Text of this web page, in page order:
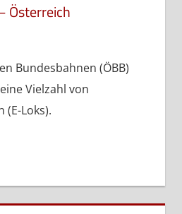
Österreich
Bundesbahnen (ÖBB)
Vielzahl von
Loks).